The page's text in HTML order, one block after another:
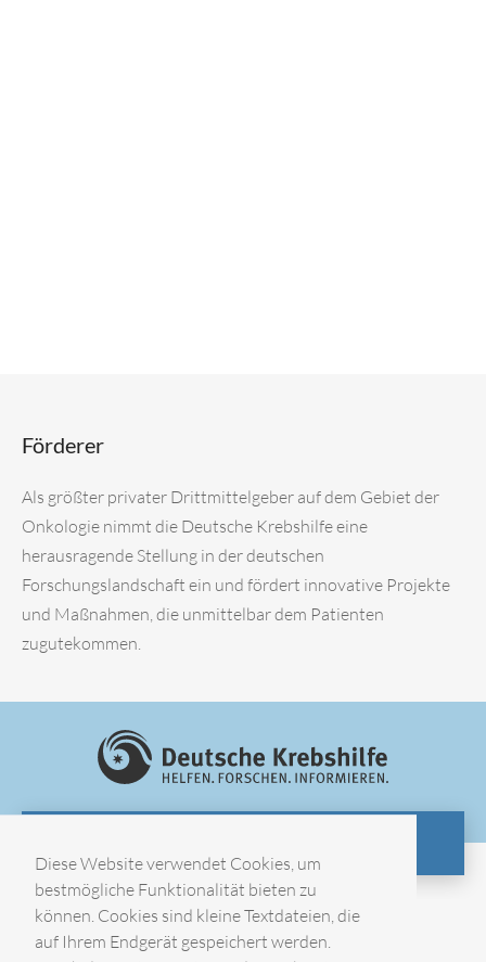
Diese Website verwendet Cookies, um
bestmögliche Funktionalität bieten zu
können. Cookies sind kleine Textdateien, die
auf Ihrem Endgerät gespeichert werden.
Förderer
Als größter privater Drittmittelgeber auf dem Gebiet der
Onkologie nimmt die Deutsche Krebshilfe eine
herausragende Stellung in der deutschen
Forschungslandschaft ein und fördert innovative Projekte
und Maßnahmen, die unmittelbar dem Patienten
zugutekommen.
Impressum